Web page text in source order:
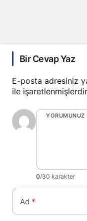
Bir Cevap Yaz
E-posta adresiniz
ile işaretlenmişlerdir
YORUMUNUZ
0/30 karakter
Ad *